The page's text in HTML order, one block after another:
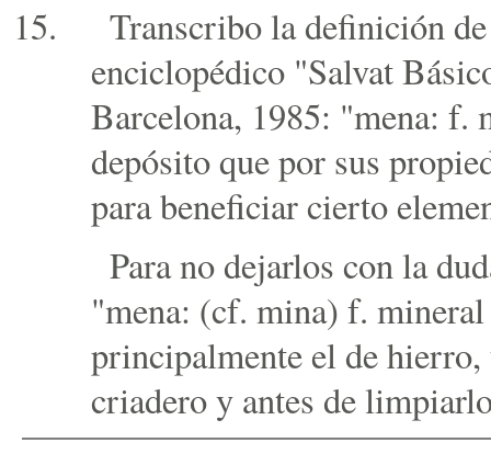
Transcribo la definición
enciclopédico "Salvat
Barcelona, 1985: "mena: f.
depósito que por sus
para beneficiar cierto
Para no dejarlos con la
"mena: (cf. mina) f. mineral
principalmente el de hierro,
criadero y antes de